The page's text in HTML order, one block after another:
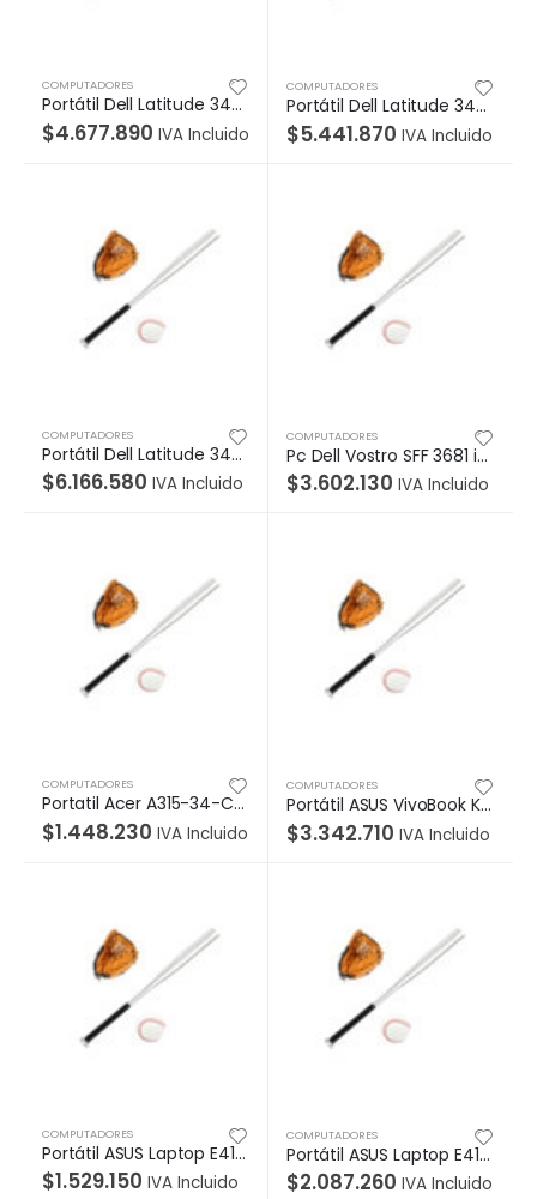
COMPUTADORES
Portátil Dell Latitude 3420 Intel Core i5-1135G7 (4 Core, 8M cache, base 2.4GHz, up to 4.2GHz), Memoria 8GB, 1x8GB, DDR4 Non-ECC, M.2 512GB PCIe NVMe Class 35 Solid State Drive, Windows 10 Pro (Includes Windows 11 Pro License) English, French, Spanish, Pantalla 14 FHD (1920 x 1080) AG Non-Touch, 250nits, Camera w/shutter & Microphone, WLAN Capable
$4.677.890 IVA Incluido
COMPUTADORES
Portátil Dell Latitude 3420 i5-1135G7 (4 núcleos, caché de 8 M, base de 2,4 GHz, hasta 4,2 GHz), Memoria 16 GB, 2×8 GB, DDR4 sin ECC, Unidad de estado sólido M.2 512GB PCIe NVMe Class 35 Solid State Drive, NVIDIA GeForce y MX450 (2 GB DDR5), Windows 10 Pro (Includes Windows 11 Pro License) Inglés, francés, español, Pantalla 14 FHD (1920 x 1080) AG
$5.441.870 IVA Incluido
COMPUTADORES
Portátil Dell Latitude 3420 Intel Core i5-1135G7 (4 Core, 8M cache, base 2.4GHz, up to 4.2GHz), Memoria 16GB, 2x8GB, DDR4 Non-ECC, M.2 1TB PCIe NVMe Class 40 Solid State Drive, 14 FHD (1920 x 1080) AG Non-Touch, 250nits, Camera w/shutter & Microphone, WLAN Capable, Windows 10 Pro (Includes Windows 11 Pro License) English, French, Spanish, Intel Du
$6.166.580 IVA Incluido
COMPUTADORES
Pc Dell Vostro SFF 3681 i5-10400 processor(6-Core, 12M Cache, 2.9GHz to 4.3GHz), 8GB, 1x8GB, DDR4, 2666MHz, Disco 3.5inch 1TB 7200 rpm SATA Hard Drive, Sin unidad óptica, Windows 10 Pro (Includes Windows 11 Pro License) English, French, Spanish, Wi-Fi 802.11ac 1×1 y Bluetooth, 1 año de servicio de hardware con OnSite
$3.602.130 IVA Incluido
COMPUTADORES
Portatil Acer A315-34-C7N6 HD Celeron ICDN 4020 14 4B/128SSD/Windows 10 home color Black
$1.448.230 IVA Incluido
COMPUTADORES
Portátil ASUS VivoBook K513EA-BQ1796 Intel® Core™ i5-1135G7,15 FHD, 8GB, 512 SSD, Sistema Operativo Endless, Lector de Huella,Transparent Silver
$3.342.710 IVA Incluido
COMPUTADORES
Portátil ASUS Laptop E410MA-BV1258 Intel® Celeron® N4020, 14, 4GB, 256 SSD ,SO Endless, Sin Unidad Óptica, Peacock Blue.
$1.529.150 IVA Incluido
COMPUTADORES
Portátil ASUS Laptop E410MA-BV1248TS Intel® Celeron® N4020 , 14, 4GB, 128 SSD ,Sistema Operativo W10 home, Sin Unidad Óptica, Peacock Blue.
$2.087.260 IVA Incluido